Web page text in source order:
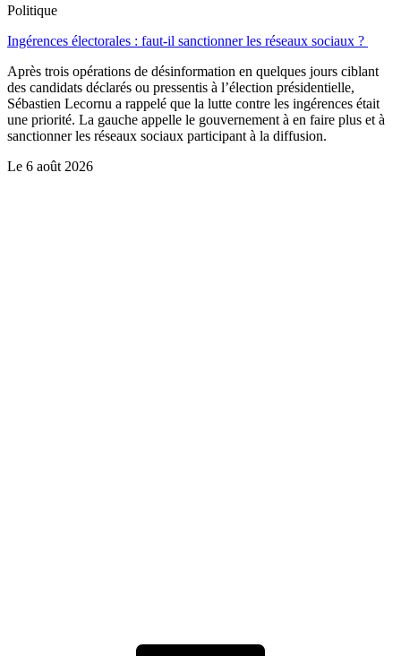
Politique
Ingérences électorales : faut-il sanctionner les réseaux sociaux ?
Après trois opérations de désinformation en quelques jours ciblant
des candidats déclarés ou pressentis à l’élection présidentielle,
Sébastien Lecornu a rappelé que la lutte contre les ingérences était
une priorité. La gauche appelle le gouvernement à en faire plus et à
sanctionner les réseaux sociaux participant à la diffusion.
Le 6 août 2026